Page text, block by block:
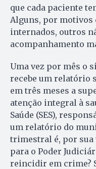
que cada paciente
Alguns, por motivos
internados, outros
acompanhamento
Uma vez por mês o
recebe um relatório
em três meses a
atenção integral à
Saúde (SES),
um relatório do
trimestral é, por sua
para o Poder
reincidir em crime?